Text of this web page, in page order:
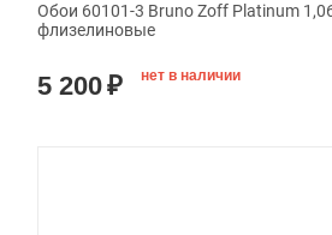
Обои 60101-3 Bruno Zoff Platinum
флизелиновые
5 200₽ нет в наличии